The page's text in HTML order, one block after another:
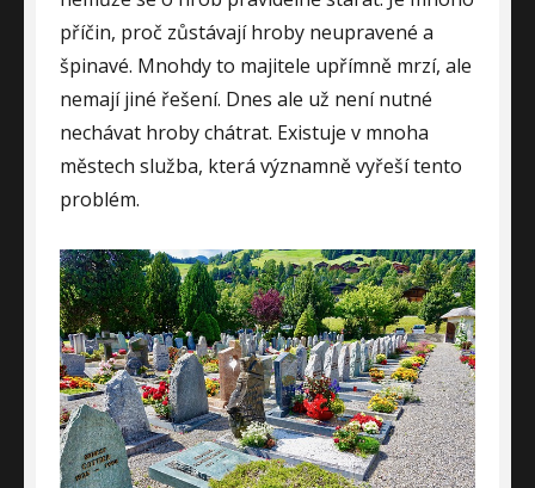
příčin, proč zůstávají hroby neupravené a
špinavé. Mnohdy to majitele upřímně mrzí, ale
nemají jiné řešení. Dnes ale už není nutné
nechávat hroby chátrat. Existuje v mnoha
městech služba, která významně vyřeší tento
problém.